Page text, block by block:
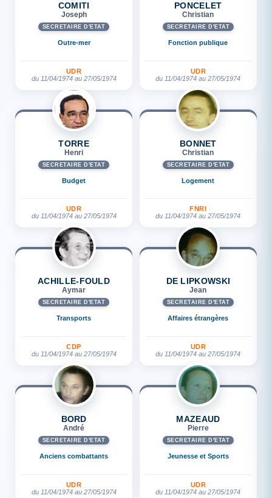
COMITI
Joseph
SECRÉTAIRE D'ETAT
Outre-mer
UDR
du 11/04/1974 au 27/05/1974
PONCELET
Christian
SECRÉTAIRE D'ETAT
Fonction publique
UDR
du 11/04/1974 au 27/05/1974
TORRE
Henri
SECRÉTAIRE D'ETAT
Budget
UDR
du 11/04/1974 au 27/05/1974
BONNET
Christian
SECRÉTAIRE D'ETAT
Logement
FNRI
du 11/04/1974 au 27/05/1974
ACHILLE-FOULD
Aymar
SECRÉTAIRE D'ETAT
Transports
CDP
du 11/04/1974 au 27/05/1974
DE LIPKOWSKI
Jean
SECRÉTAIRE D'ETAT
Affaires étrangères
UDR
du 11/04/1974 au 27/05/1974
BORD
André
SECRÉTAIRE D'ETAT
Anciens combattants
UDR
du 11/04/1974 au 27/05/1974
MAZEAUD
Pierre
SECRÉTAIRE D'ETAT
Jeunesse et Sports
UDR
du 11/04/1974 au 27/05/1974